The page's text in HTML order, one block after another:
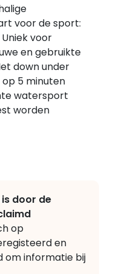
voor de sport:
voor
en gebruikte
down under
5 minuten
watersport
worden
door de
op
en
om informatie bij